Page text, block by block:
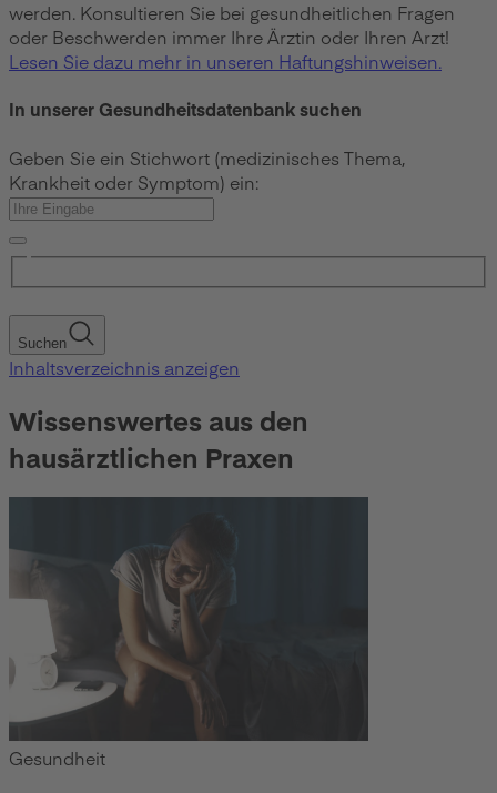
werden. Konsultieren Sie bei gesundheitlichen Fragen
oder Beschwerden immer Ihre Ärztin oder Ihren Arzt!
Lesen Sie dazu mehr in unseren Haftungshinweisen.
In unserer Gesundheitsdatenbank suchen
Geben Sie ein Stichwort (medizinisches Thema,
Krankheit oder Symptom) ein:
Suchen
Inhaltsverzeichnis anzeigen
Wissenswertes aus den
hausärztlichen Praxen
Gesundheit